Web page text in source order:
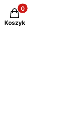
Produkty w
Koszyk